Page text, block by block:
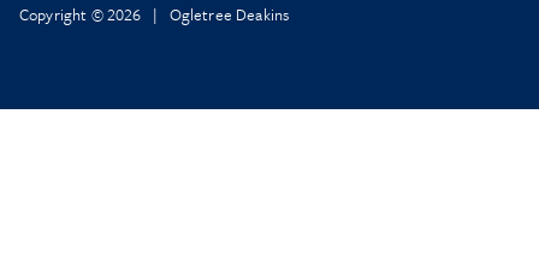
Copyright © 2026 | Ogletree Deakins